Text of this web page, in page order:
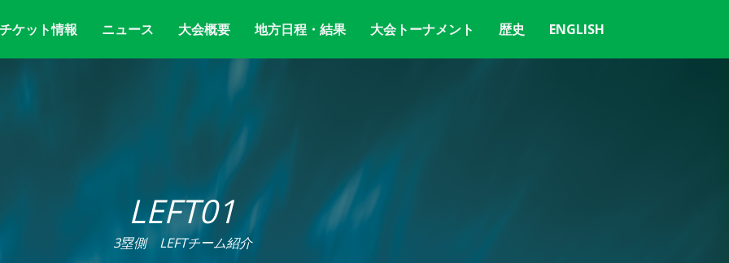
チケット情報 ニュース 大会概要 地方日程・結果 大会トーナメント 歴史 ENGLISH
LEFT01
3塁側 LEFTチーム紹介